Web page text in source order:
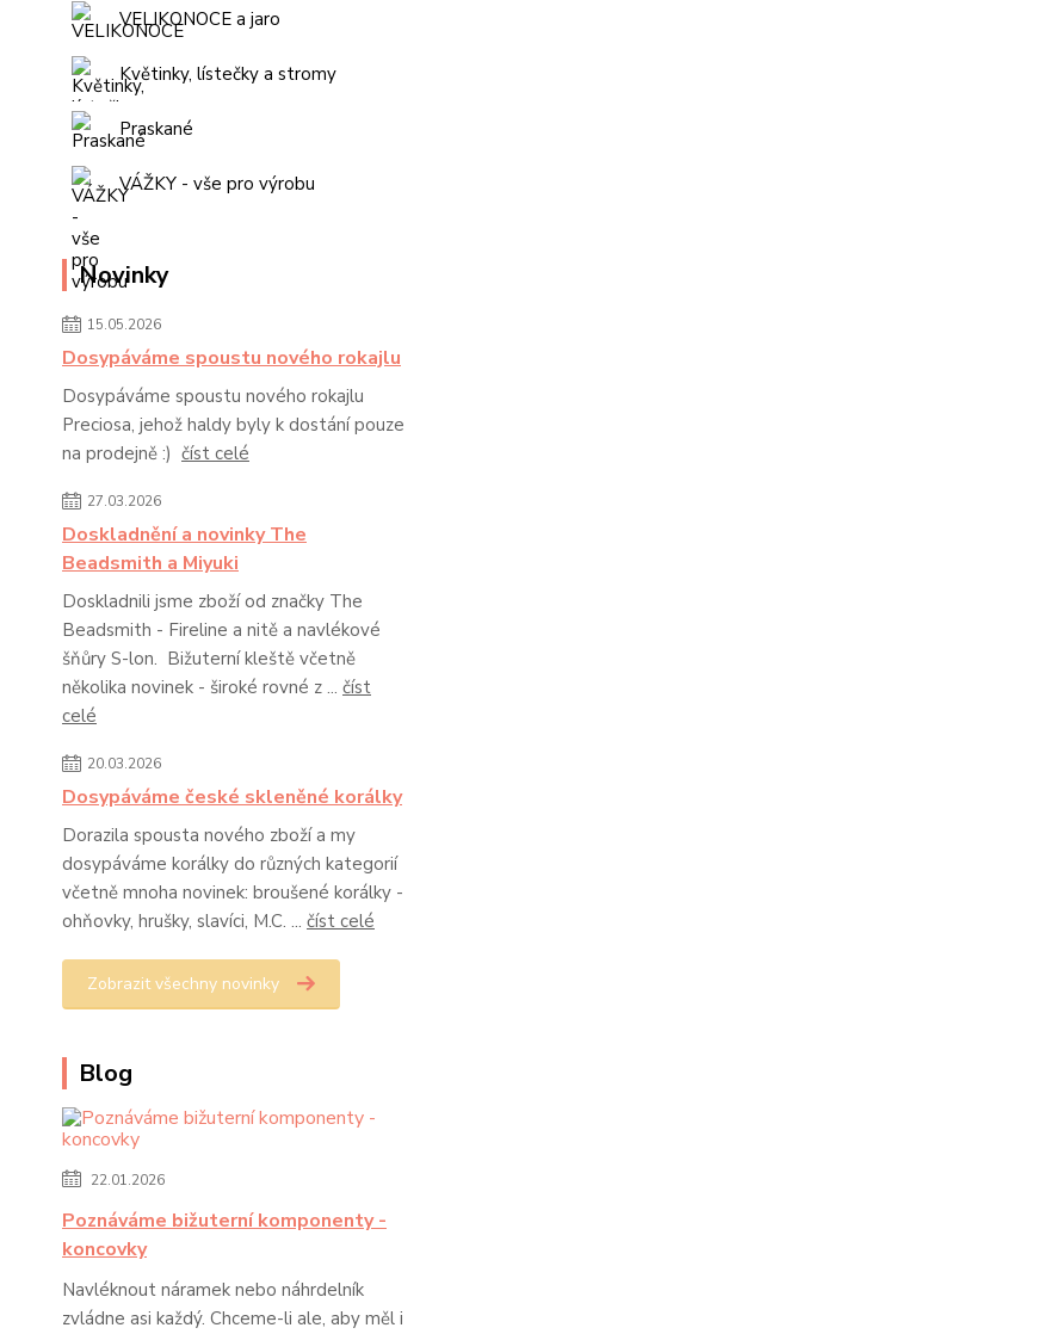
VELIKONOCE a jaro
Květinky, lístečky a stromy
Praskané
VÁŽKY - vše pro výrobu
Novinky
15.05.2026
Dosypáváme spoustu nového rokajlu
Dosypáváme spoustu nového rokajlu
Preciosa, jehož haldy byly k dostání pouze
na prodejně :) číst celé
27.03.2026
Doskladnění a novinky The
Beadsmith a Miyuki
Doskladnili jsme zboží od značky The
Beadsmith - Fireline a nitě a navlékové
šňůry S-lon. Bižuterní kleště včetně
několika novinek - široké rovné z ... číst
celé
20.03.2026
Dosypáváme české skleněné korálky
Dorazila spousta nového zboží a my
dosypáváme korálky do různých kategorií
včetně mnoha novinek: broušené korálky -
ohňovky, hrušky, slavíci, M.C. ... číst celé
Zobrazit všechny novinky
Blog
22.01.2026
Poznáváme bižuterní komponenty -
koncovky
Navléknout náramek nebo náhrdelník
zvládne asi každý. Chceme-li ale, aby měl i